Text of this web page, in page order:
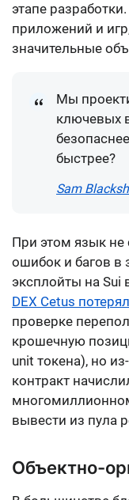
этапе
приложений и
значительные
Мы
ключевых
быстрее?
Sam
При этом язык не
ошибок и багов в
эксплойты на Sui
DEX Cetus
проверке
крошечную
unit токена), но
контракт
вывести из пула
Объектно-